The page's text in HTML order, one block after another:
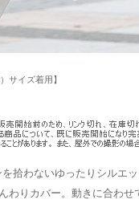
サイズ着用】
拾わないゆったりシルエ
わりカバー。動きに合わ